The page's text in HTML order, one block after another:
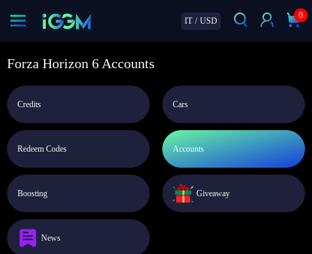
IT / USD
0
Forza Horizon 6 Accounts
Credits Cars
Redeem Codes Accounts
Boosting Giveaway
News